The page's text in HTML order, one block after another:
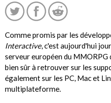
Comme promis par les
Interactive, c'est aujourd'hui
serveur européen du MMORPG
bien sûr à retrouver sur les
également sur les PC, Mac et
multiplateforme.